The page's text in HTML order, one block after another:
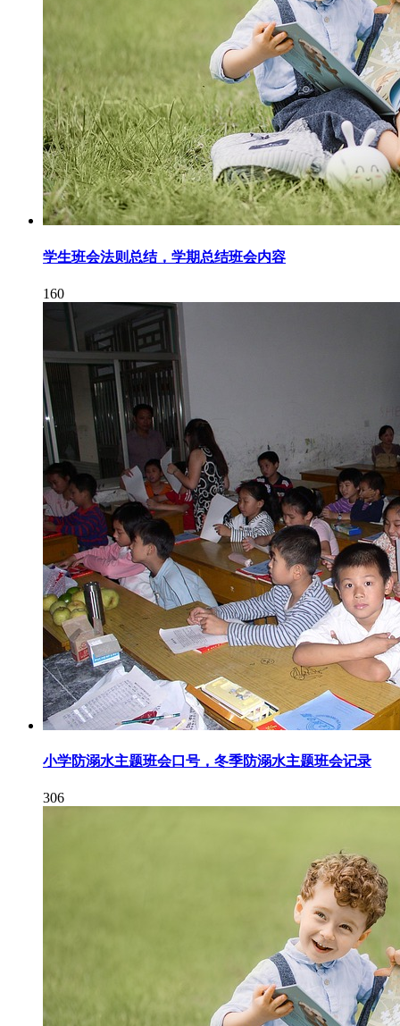
学生班会法则总结，学期总结班会内容
160
小学防溺水主题班会口号，冬季防溺水主题班会记录
306